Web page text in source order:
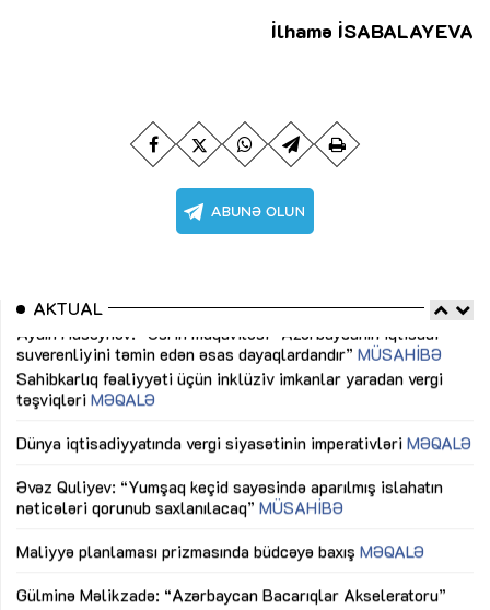
İlhamə İSABALAYEVA
AKTUAL
Sahibkarlıq fəaliyyəti üçün inklüziv imkanlar yaradan vergi
təşviqləri MƏQALƏ
Dünya iqtisadiyyatında vergi siyasətinin imperativləri
Əvəz Quliyev: “Yumşaq keçid sayəsində aparılmış islahatın
nəticələri qorunub saxlanılacaq”
MÜSAHİBƏ
Maliyyə planlaması prizmasında büdcəyə baxış
Gülminə Məlikzadə: “Azərbaycan Bacarıqlar Akseleratoru”
ixtisaslaşmış kadrların hazırlanmasını hədəfləyir”